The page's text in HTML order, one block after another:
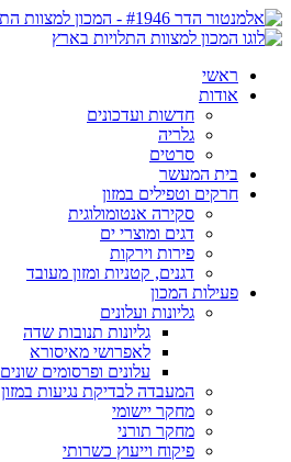
ראשי
אודות
חדשות ועדכונים
גלריה
סרטים
בית המעשר
חרקים וטפילים במזון
סקירה אנטומולוגית
דגים ומוצרי ים
פירות וירקות
דגנים, קטניות ומזון מעובד
פעילות המכון
גליונות ועלונים
גליונות תנובות שדה
לאפרושי מאיסורא
עלונים ופרסומים שונים
המעבדה לבדיקת נגיעות במזון
מחקר יישומי
מחקר תורני
פיקוח וייעוץ כשרותי